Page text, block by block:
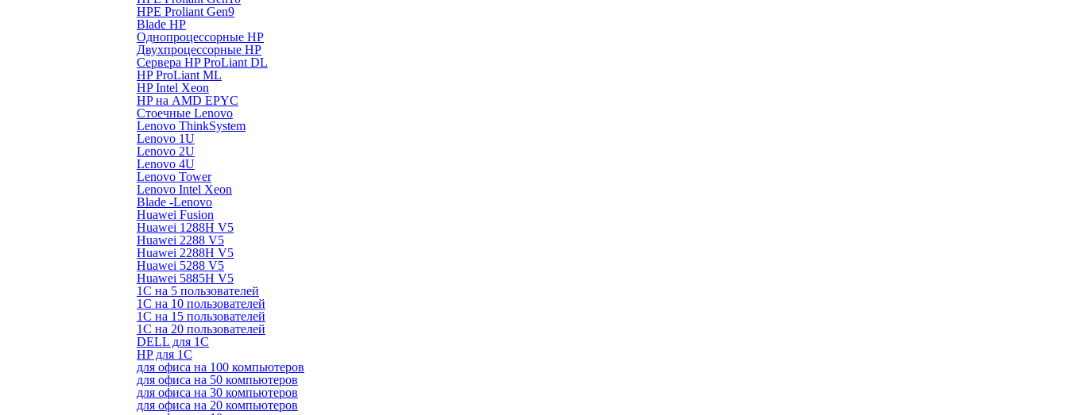
HPE Proliant Gen9
Blade HP
Однопроцессорные HP
Двухпроцессорные HP
Сервера HP ProLiant DL
HP ProLiant ML
HP Intel Xeon
HP на AMD EPYC
Стоечные Lenovo
Lenovo ThinkSystem
Lenovo 1U
Lenovo 2U
Lenovo 4U
Lenovo Tower
Lenovo Intel Xeon
Blade -Lenovo
Huawei Fusion
Huawei 1288H V5
Huawei 2288 V5
Huawei 2288H V5
Huawei 5288 V5
Huawei 5885H V5
1С на 5 пользователей
1С на 10 пользователей
1С на 15 пользователей
1С на 20 пользователей
DELL для 1С
HP для 1С
для офиса на 100 компьютеров
для офиса на 50 компьютеров
для офиса на 30 компьютеров
для офиса на 20 компьютеров